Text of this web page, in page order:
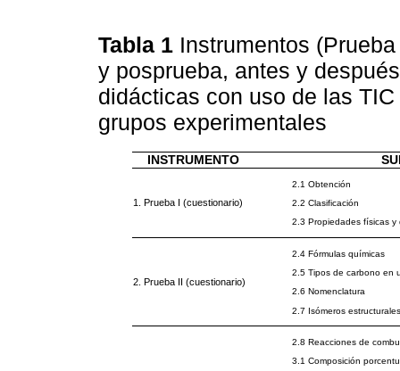
Tabla 1 Instrumentos
y posprueba, antes y
didácticas con uso de las
grupos experimentales
INSTRUMENTO
1. Prueba I (cuestionario)
2.1 Obtención
2.2 Clasificación
2.3 Propiedades físicas y
2. Prueba II (cuestionario)
2.4 Fórmulas químicas
2.5 Tipos de carbono en
2.6 Nomenclatura
2.7 Isómeros estructurales
2.8 Reacciones de
3.1 Composición